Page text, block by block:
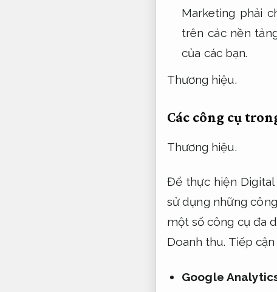
Marketing phải
trên các nền
của các bạn.
Thương hiệu.
Các công cụ
Thương hiệu.
Để thực hiện
sử dụng những
một số công cụ đa
Doanh thu. Tiếp
Google